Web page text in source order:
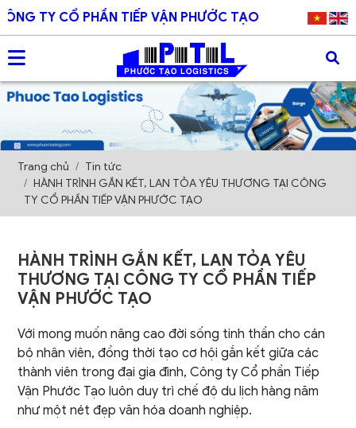
VẬN PHƯỚC TẠO
Trang chủ
Tin tức
HÀNH TRÌNH GẮN KẾT, LAN TỎA YÊU THƯƠNG TẠI CÔNG
TY CỔ PHẦN TIẾP VẬN PHƯỚC TẠO
HÀNH TRÌNH GẮN KẾT, LAN TỎA YÊU
THƯƠNG TẠI CÔNG TY CỔ PHẦN TIẾP
VẬN PHƯỚC TẠO
Với mong muốn nâng cao đời sống tinh thần cho cán
bộ nhân viên, đồng thời tạo cơ hội gắn kết giữa các
thành viên trong đại gia đình, Công ty Cổ phần Tiếp
Vận Phước Tạo luôn duy trì chế độ du lịch hàng năm
như một nét đẹp văn hóa doanh nghiệp.